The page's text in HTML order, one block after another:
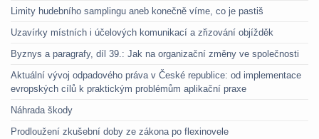
Limity hudebního samplingu aneb konečně víme, co je pastiš
Uzavírky místních i účelových komunikací a zřizování objížděk
Byznys a paragrafy, díl 39.: Jak na organizační změny ve společnosti
Aktuální vývoj odpadového práva v České republice: od implementace
evropských cílů k praktickým problémům aplikační praxe
Náhrada škody
Prodloužení zkušební doby ze zákona po flexinovele